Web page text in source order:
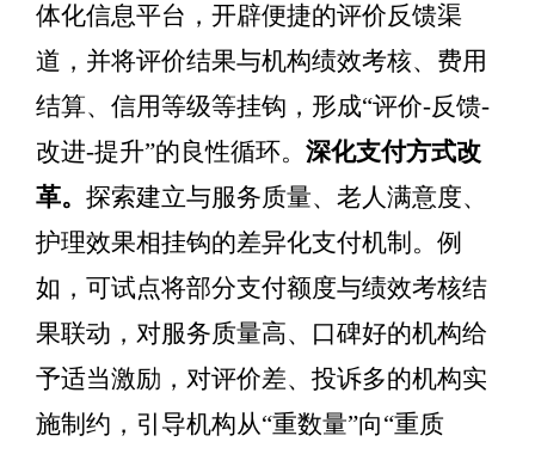
体化信息平台，开辟便捷的评价反馈渠
道，并将评价结果与机构绩效考核、费用
结算、信用等级等挂钩，形成“评价-反馈-
改进-提升”的良性循环。深化支付方式改
革。探索建立与服务质量、老人满意度、
护理效果相挂钩的差异化支付机制。例
如，可试点将部分支付额度与绩效考核结
果联动，对服务质量高、口碑好的机构给
予适当激励，对评价差、投诉多的机构实
施制约，引导机构从“重数量”向“重质